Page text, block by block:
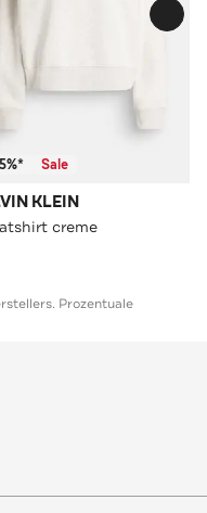
Sale
KLEIN
creme
Prozentuale